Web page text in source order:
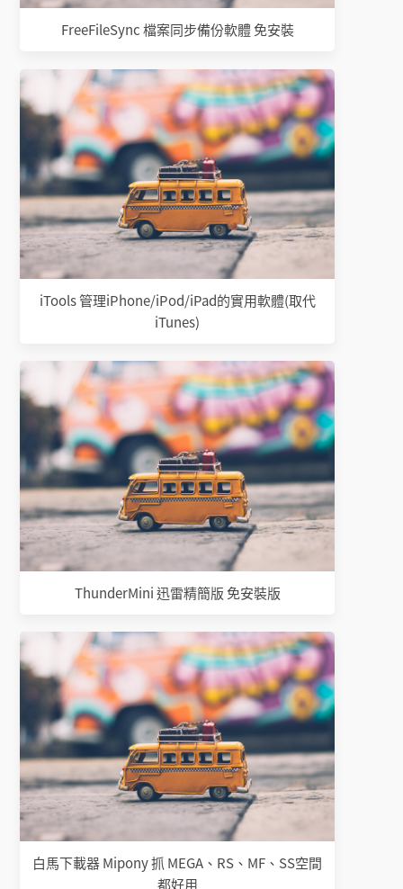
FreeFileSync 檔案同步備份軟體 免安裝
iTools 管理iPhone/iPod/iPad的實用軟體(取代
iTunes)
ThunderMini 迅雷精簡版 免安裝版
白馬下載器 Mipony 抓 MEGA、RS、MF、SS空間
都好用